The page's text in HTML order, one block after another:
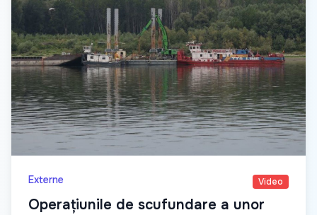
Externe Video
Operațiunile de scufundare a unor